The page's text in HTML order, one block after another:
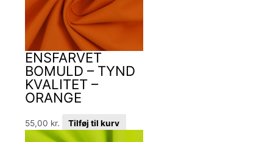
ENSFARVET
BOMULD – TYND
KVALITET –
ORANGE
55,00 kr. Tilføj til kurv